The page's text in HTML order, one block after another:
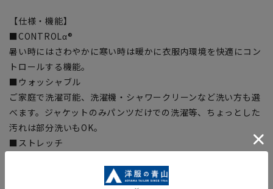
【仕様・機能】
■CONTROLα®
暑い時にはさわやかに寒い時は暖かに衣服内環境を快適にコン
トロールする機能。
■ウォッシャブル
ご家庭で洗濯可能、洗濯機・シャワークリーンなど洗い方も選
べます。ジャケットのみパンツだけでの洗濯等、ちょっとした
汚れは部分洗いもOK。
■ストレッチ